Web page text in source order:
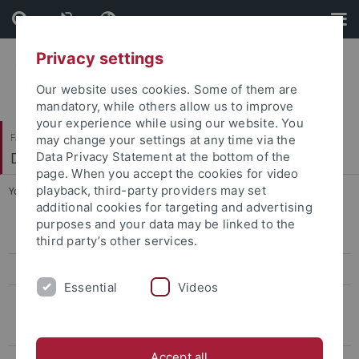
Skip
to
content
Skip
to
footer
Faculty of Science
Department of Computer Science
You are here: Home ... E-Mail
Forms
Beschäftigte
Privacy settings
Our website uses cookies. Some of them are
mandatory, while others allow us to improve
your experience while using our website. You
may change your settings at any time via the
Data Privacy Statement at the bottom of the
page. When you accept the cookies for video
playback, third-party providers may set
additional cookies for targeting and advertising
purposes and your data may be linked to the
third party’s other services.
Essential Videos